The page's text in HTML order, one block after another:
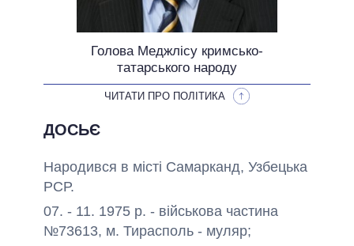
Голова Меджлісу кримсько-
татарського народу
ЧИТАТИ ПРО ПОЛІТИКА
ДОСЬЄ
Народився в місті Самарканд, Узбецька
РСР.
07. - 11. 1975 р. - військова частина
№73613, м. Тирасполь - муляр;